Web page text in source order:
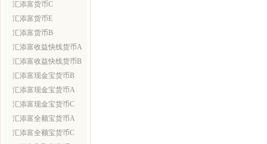
汇添富货币C
汇添富货币E
汇添富货币B
汇添富收益快线货币A
汇添富收益快线货币B
汇添富现金宝货币B
汇添富现金宝货币A
汇添富现金宝货币C
汇添富全额宝货币A
汇添富全额宝货币C